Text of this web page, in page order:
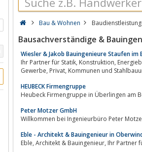
Bau & Wohnen
Bausachverständige &
Wiesler & Jakob Bauingenieure Staufen im
Ihr Partner für Statik, Konstruktion, Energieberatung und Sanierungskonzepte für Architekten, Planungsbüros, Industrie,
Gewerbe, Privat, Kommunen
HEUBECK Firmengruppe
Heubeck Firmengruppe in Überlingen am
Peter Motzer GmbH
Willkommen bei Ingenieurbüro Peter
Eble - Architekt & Bauingenieur in
Eble, Architekt &